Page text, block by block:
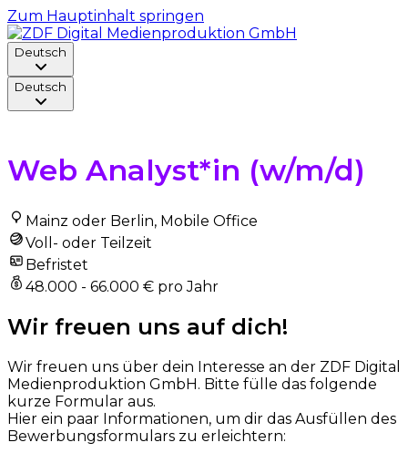
Zum Hauptinhalt springen
Deutsch
Deutsch
Web Analyst*in (w/m/d)
Mainz oder Berlin, Mobile Office
Voll- oder Teilzeit
Befristet
48.000 - 66.000 € pro Jahr
Wir freuen uns auf dich!
Wir freuen uns über dein Interesse an der ZDF Digital
Medienproduktion GmbH. Bitte fülle das folgende
kurze Formular aus.
Hier ein paar Informationen, um dir das Ausfüllen des
Bewerbungsformulars zu erleichtern: